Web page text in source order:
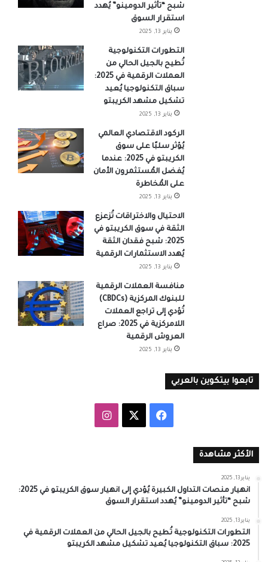
شبح “تأثير الدومينو” يُهدد
استقرار السوق
يناير 13, 2025
التطورات التكنولوجية
تُطيح بالجيل الحالي من
العملات الرقمية في 2025:
سباق التكنولوجيا يُعيد
تشكيل مشهد الكريبتو
يناير 13, 2025
الركود الاقتصادي العالمي
يُؤثر سلبًا على سوق
الكريبتو في 2025: عندما
يُفضل المُستثمرون الأمان
على المُخاطرة
يناير 13, 2025
الاحتيال والاختراقات تُزعزع
الثقة في سوق الكريبتو في
2025: شبح فقدان الثقة
يُهدد الاستثمارات الرقمية
يناير 13, 2025
منافسة العملات الرقمية
للبنوك المركزية (CBDCs)
تُؤدي إلى تراجع العملات
اللامركزية في 2025: صراع
العروش الرقمية
يناير 13, 2025
تابعوا بيتكوين بالعربي
فيسبوك انستقرام
الأكثر مشاهدة
يناير 13, 2025
انهيار منصات التداول الكبيرة يُؤدي إلى انهيار سوق الكريبتو في 2025:
شبح “تأثير الدومينو” يُهدد استقرار السوق
يناير 13, 2025
التطورات التكنولوجية تُطيح بالجيل الحالي من العملات الرقمية في
2025: سباق التكنولوجيا يُعيد تشكيل مشهد الكريبتو